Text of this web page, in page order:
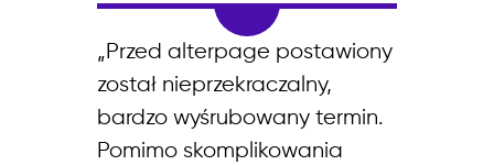
„Przed alterpage postawiony
został nieprzekraczalny,
bardzo wyśrubowany termin.
Pomimo skomplikowania